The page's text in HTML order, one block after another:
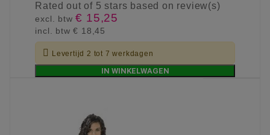
Ratedout of 5 stars based on review(s)
excl. btw€ 15,25
incl. btw€ 18,45
 Levertijd 2 tot 7 werkdagen
IN WINKELWAGEN